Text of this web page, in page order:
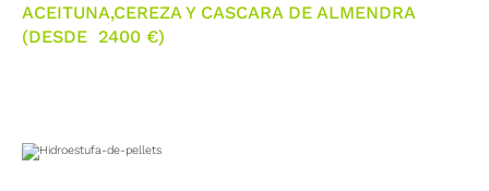
ACEITUNA,CEREZA Y CASCARA DE ALMENDRA
(DESDE 2400 €)